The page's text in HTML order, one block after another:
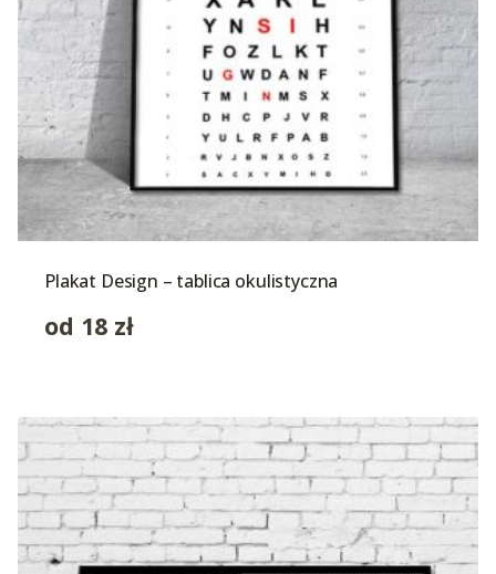
Plakat Design – tablica okulistyczna
od 18 zł